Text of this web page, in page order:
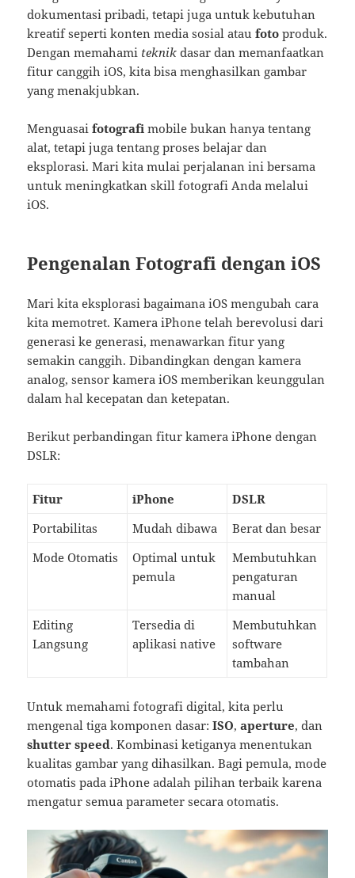
dokumentasi pribadi, tetapi juga untuk kebutuhan
kreatif seperti konten media sosial ataufoto produk.
Dengan memahami teknik dasar dan memanfaatkan
fitur canggih iOS, kita bisa menghasilkan gambar
yang menakjubkan.
Menguasaifotografi mobile bukan hanya tentang
alat, tetapi juga tentang proses belajar dan
eksplorasi. Mari kita mulai perjalanan ini bersama
untuk meningkatkan skill fotografi Anda melalui
iOS.
Pengenalan Fotografi dengan iOS
Mari kita eksplorasi bagaimana iOS mengubah cara
kita memotret. Kamera iPhone telah berevolusi dari
generasi ke generasi, menawarkan fitur yang
semakin canggih. Dibandingkan dengan kamera
analog, sensor kamera iOS memberikan keunggulan
dalam hal kecepatan dan ketepatan.
Berikut perbandingan fitur kamera iPhone dengan
DSLR:
Fitur iPhone
DSLR
Portabilitas
Mudah dibawa
Berat dan besar
Mode Otomatis
Optimal untuk
pemula
Membutuhkan
pengaturan
manual
Editing
Langsung
Tersedia di
aplikasi native
Membutuhkan
software
tambahan
Untuk memahami fotografi digital, kita perlu
mengenal tiga komponen dasar:ISO,aperture, dan
shutter speed. Kombinasi ketiganya menentukan
kualitas gambar yang dihasilkan. Bagi pemula, mode
otomatis pada iPhone adalah pilihan terbaik karena
mengatur semua parameter secara otomatis.